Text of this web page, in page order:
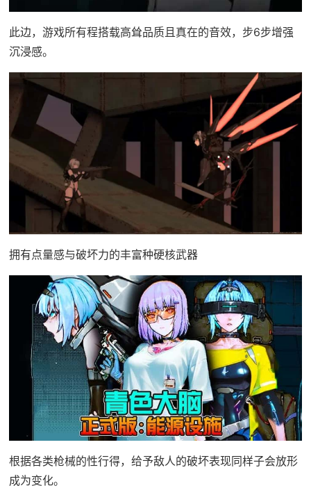
此边，游戏所有程搭载高耸品质且真在的音效，步6步增强
沉浸感。
拥有点量感与破坏力的丰富种硬核武器
根据各类枪械的性行得，给予敌人的破坏表现同样子会放形
成为变化。